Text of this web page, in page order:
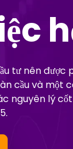
nên được
cầu và một
nguyên lý